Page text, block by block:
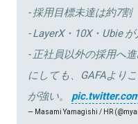
- 採用目標未達は約7割
- LayerX・10X・Ubie
- 正社員以外の採用へ
にしても、GAFAより
が強い。
— Masami Yamagishi / HR